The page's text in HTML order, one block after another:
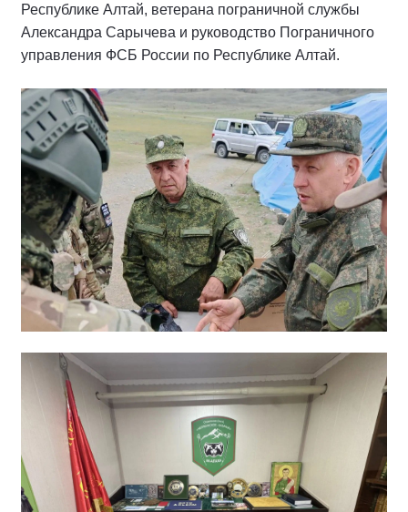
Республике Алтай, ветерана пограничной службы
Александра Сарычева и руководство Пограничного
управления ФСБ России по Республике Алтай.